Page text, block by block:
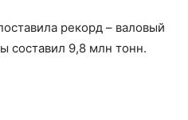
рекорд – валовый
составил 9,8 млн тонн.